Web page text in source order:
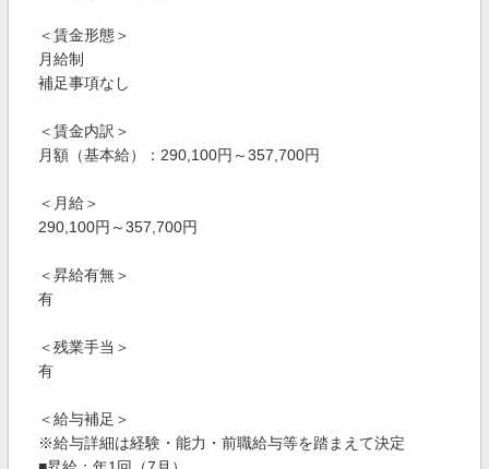
＜賃金形態＞
月給制
補足事項なし
＜賃金内訳＞
月額（基本給）：290,100円～357,700円
＜月給＞
290,100円～357,700円
＜昇給有無＞
有
＜残業手当＞
有
＜給与補足＞
※給与詳細は経験・能力・前職給与等を踏まえて決定